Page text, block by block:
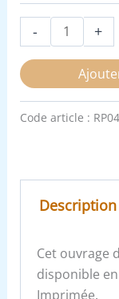
- +
Code article :
Description
Cet ouvrage
disponible
Imprimée.